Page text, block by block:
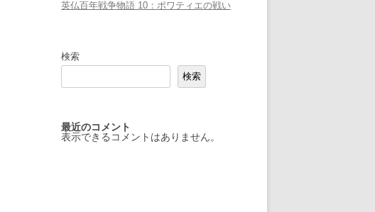
英仏百年戦争物語 10：ポワティエの戦い
検索
検索
最近のコメント
表示できるコメントはありません。